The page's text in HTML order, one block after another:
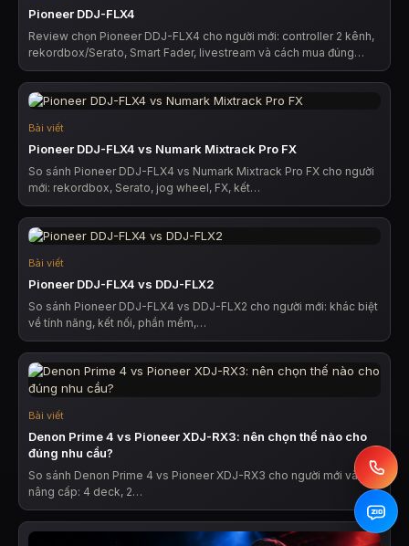
Pioneer DDJ-FLX4
Review chọn Pioneer DDJ-FLX4 cho người mới: controller 2 kênh,
rekordbox/Serato, Smart Fader, livestream và cách mua đúng…
Bài viết
Pioneer DDJ-FLX4 vs Numark Mixtrack Pro FX
So sánh Pioneer DDJ-FLX4 vs Numark Mixtrack Pro FX cho người
mới: rekordbox, Serato, jog wheel, FX, kết…
Bài viết
Pioneer DDJ-FLX4 vs DDJ-FLX2
So sánh Pioneer DDJ-FLX4 vs DDJ-FLX2 cho người mới: khác biệt
về tính năng, kết nối, phần mềm,…
Bài viết
Denon Prime 4 vs Pioneer XDJ-RX3: nên chọn thế nào cho
đúng nhu cầu?
So sánh Denon Prime 4 vs Pioneer XDJ-RX3 cho người mới và DJ
nâng cấp: 4 deck, 2…